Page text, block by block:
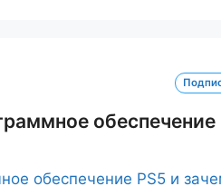
обеспечение